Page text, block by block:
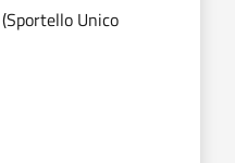
Unico